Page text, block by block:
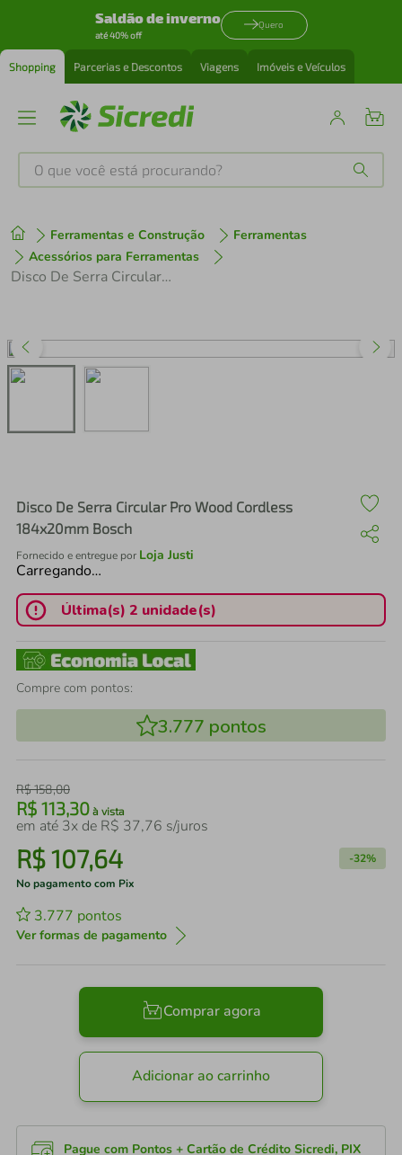
Saldão de inverno
até 40% off
Quero
Shopping Parcerias e Descontos Viagens Imóveis e Veículos
O que você está procurando?
Ferramentas e Construção
Ferramentas
Acessórios para Ferramentas
Disco De Serra Circular Pro Wood Cordless 184x20mm Bosch
Disco De Serra Circular Pro Wood Cordless
184x20mm Bosch
Fornecido e entregue por Loja Justi
Carregando…
Última(s) 2 unidade(s)
Compre com pontos:
3.777 pontos
R$158,00
R$ 113,30 à vista
em até 3x de R$ 37,76 s/juros
R$107,64 -32%
No pagamento com Pix
3.777 pontos
Ver formas de pagamento
Comprar agora
Adicionar ao carrinho
Pague com Pontos + Cartão de Crédito Sicredi, PIX
1º tenis